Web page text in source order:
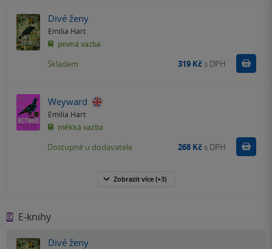
Divé ženy
Emilia Hart
pevná vazba
Skladem 319 Kč s DPH
Weyward
Emilia Hart
měkká vazba
Dostupné u dodavatele 268 Kč s DPH
Zobrazit více (+3)
E-knihy
Divé ženy